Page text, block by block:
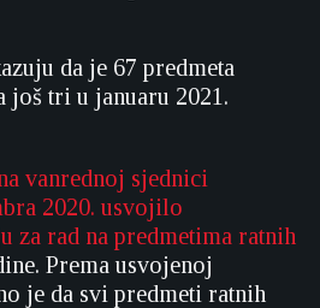
da je 67 predmeta
još tri u januaru 2021.
vanrednoj sjednici
2020. usvojilo
za rad na predmetima ratnih
Prema usvojenoj
je da svi predmeti ratnih